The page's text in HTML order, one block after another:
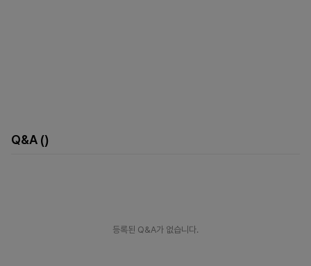
Q&A ()
등록된 Q&A가 없습니다.